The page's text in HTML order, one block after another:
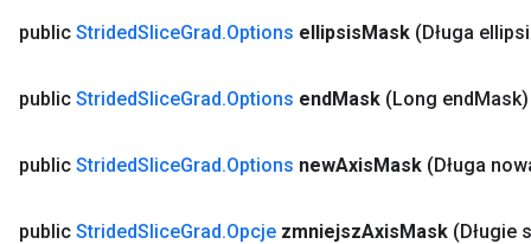
public StridedSliceGrad.Options ellipsisMask (Długa
public StridedSliceGrad.Options endMask (Long endMask)
public StridedSliceGrad.Options newAxisMask (Długa
public StridedSliceGrad.Opcje zmniejszAxisMask (Długie